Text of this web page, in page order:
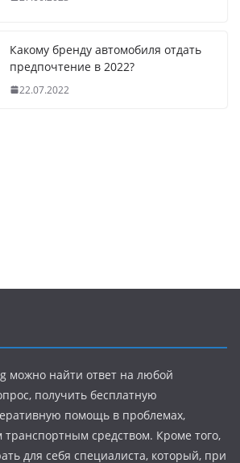
Какому бренду автомобиля отдать
предпочтение в 2022?
22.07.2022
можно найти ответ на любой
получить бесплатную
помощь в проблемах,
средством. Кроме того,
для себя специалиста, который, при